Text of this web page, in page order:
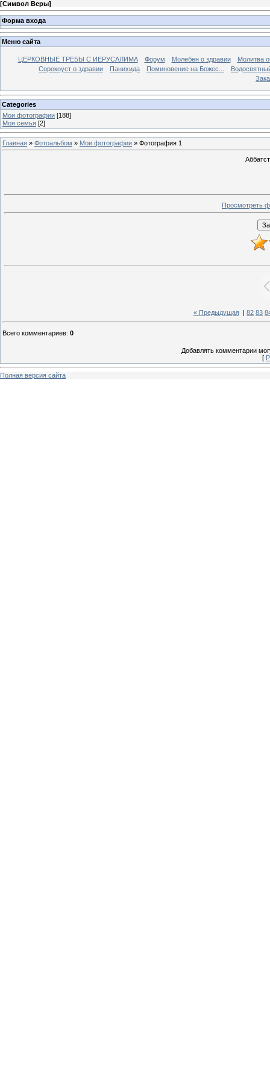
[Символ Веры]
Форма входа
Меню сайта
ЦЕРКОВНЫЕ ТРЕБЫ С ИЕРУСАЛИМА Форум Молебен о здравии
Молитва
Сорокоуст о здравии
Панихида Поминовение на Божес...
Categories
Мои фотографии [188]
Моя семья [2]
Главная » Фотоальбом » Мои фотографии » Фотография 1
Просмотреть
« Предыдущая 82 83
Всего комментариев: 0
Добавлять комментарии
[
Полная версия сайта